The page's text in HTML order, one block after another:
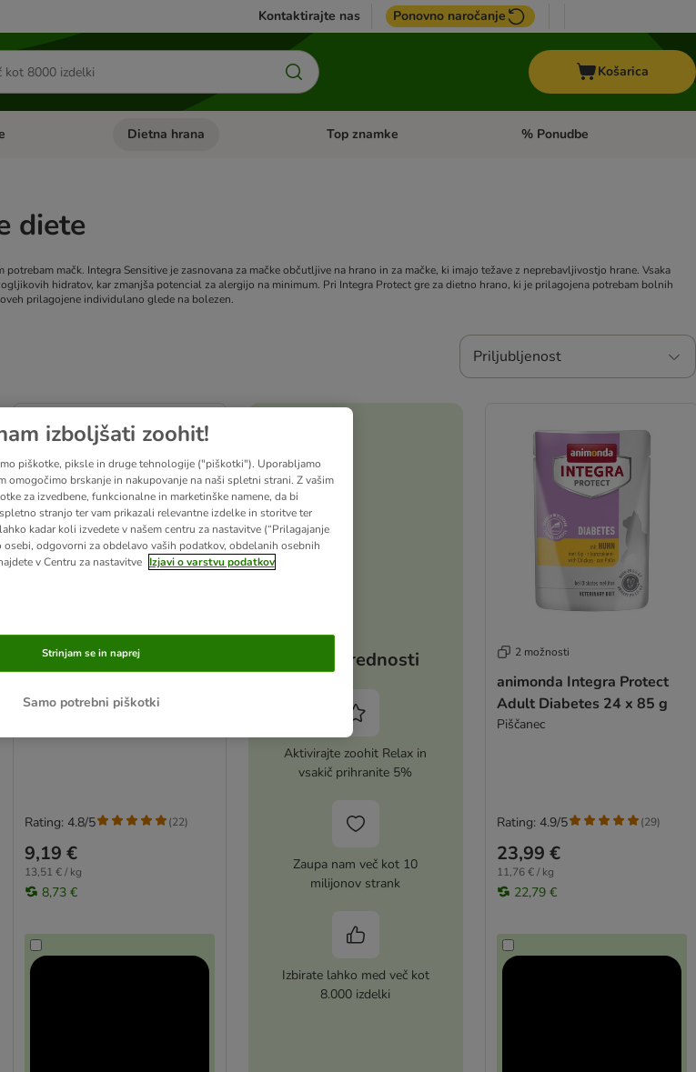
Kontaktirajte nas Ponovno naročanje
Košarica
meni kategorij: Male živaliOdprite meni kategorij: Ptice
Dietna hrana Odprite meni kategorij: Dietna hrana
Top znamke Odprite meni kategorij: Top
% Ponudbe
diete
potrebam mačk. Integra Sensitive je zasnovana za mačke občutljive na hrano in za mačke, ki imajo težave z neprebavljivostjo hrane. Vsaka
hidratov, kar zmanjša potencial za alergijo na minimum. Pri Integra Protect gre za dietno hrano, ki je prilagojena potrebam bolnih
prilagojene individulano glede na bolezen.
Priljubljenost
3 možnosti
Adult Diabetes 8 x 85 g
9,19 €
13,51 € / kg
8,73 €
Rating: 4.8/5 (22)
Vaše prednosti
Aktivirajte zoohit Relax in
vsakič prihranite 5%
Zaupa nam več kot 10
milijonov strank
Izbirate lahko med več kot
8.000 izdelki
2 možnosti
animonda Integra Protect
Adult Diabetes 24 x 85 g
Piščanec
23,99 €
11,76 € / kg
22,79 €
Rating: 4.9/5 (29)
izboljšati zoohit!
piškotke, piksle in druge tehnologije ("piškotki"). Uporabljamo
omogočimo brskanje in nakupovanje na naši spletni strani. Z vašim
za izvedbene, funkcionalne in marketinške namene, da bi
stranjo ter vam prikazali relevantne izdelke in storitve ter
kadar koli izvedete v našem centru za nastavitve (“Prilagajanje
osebi, odgovorni za obdelavo vaših podatkov, obdelanih osebnih
v Centru za nastavitve Izjavi o varstvu podatkov
Samo potrebni piškotki
Strinjam se in naprej